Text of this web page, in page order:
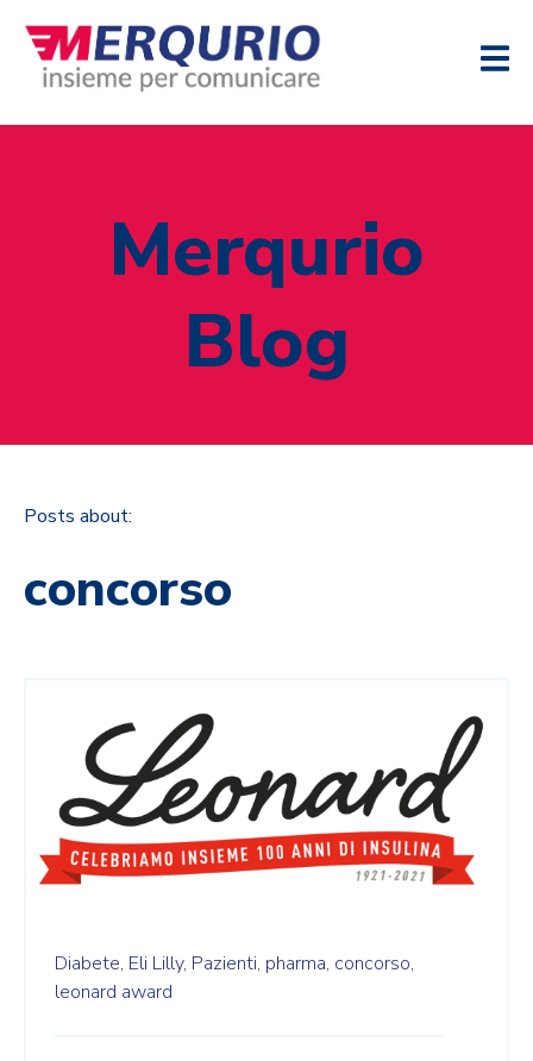
Merqurio
Blog
Posts about:
concorso
Diabete, Eli Lilly, Pazienti, pharma, concorso,
leonard award